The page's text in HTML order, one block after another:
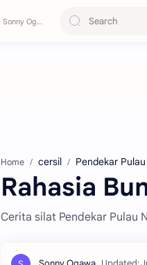
Home cersil Pendekar
Rahasia
Cerita silat Pendekar Pulau